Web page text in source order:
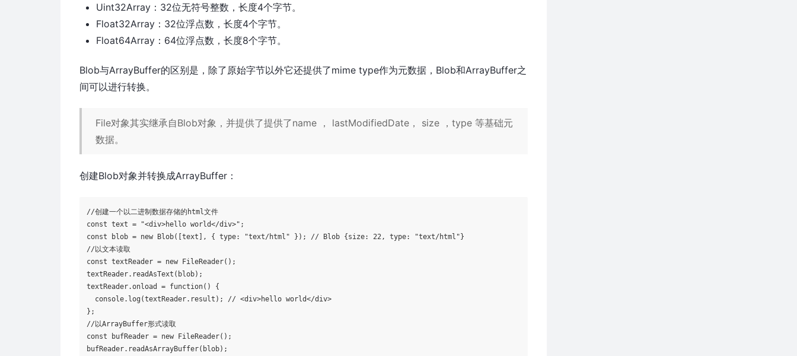
Uint32Array：32位无符号整数，长度4个字节。
Float32Array：32位浮点数，长度4个字节。
Float64Array：64位浮点数，长度8个字节。
Blob与ArrayBuffer的区别是，除了原始字节以外它还提供了mime type作为元数据，Blob和ArrayBuffer之
间可以进行转换。
File对象其实继承自Blob对象，并提供了提供了name ， lastModifiedDate， size ，type 等基础元
数据。
创建Blob对象并转换成ArrayBuffer：
//创建一个以二进制数据存储的html文件
const text = "<div>hello world</div>"
const blob = new Blob([text], { type: "text/html" }); // Blob {size: 22, type: "text/html"}
//以文本读取
const textReader = new FileReader();
textReader.readAsText(blob);
textReader.onload = function( ) {
console.log(textReader.result); // <div>hello world</div>
//以ArrayBuffer形式读取
const bufReader = new FileReader();
bufReader.readAsArrayBuffer(blob);